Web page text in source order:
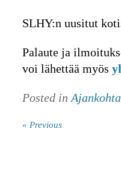
SLHY:n uusitut
Palaute ja
voi lähettää myös
Posted in
« Previous